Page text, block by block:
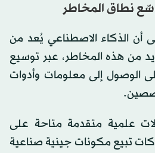
نطاق المخاطر
أن الذكاء الاصطناعي يُعد من
من هذه المخاطر، عبر توسيع
على الوصول إلى معلومات وأدوات
علمية متقدمة متاحة على
تبيع مكونات جينية صناعية